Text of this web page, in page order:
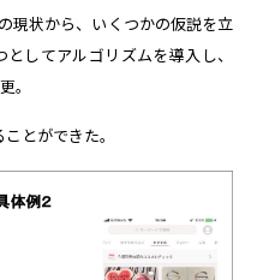
現状から、いくつかの仮説を立
してアルゴリズムを導入し、
。
とができた。